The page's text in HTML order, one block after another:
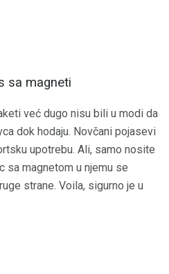
sa magneti
već dugo nisu bili u modi da
dok hodaju. Novčani pojasevi
upotrebu. Ali, samo nosite
sa magnetom u njemu se
strane. Voila, sigurno je u